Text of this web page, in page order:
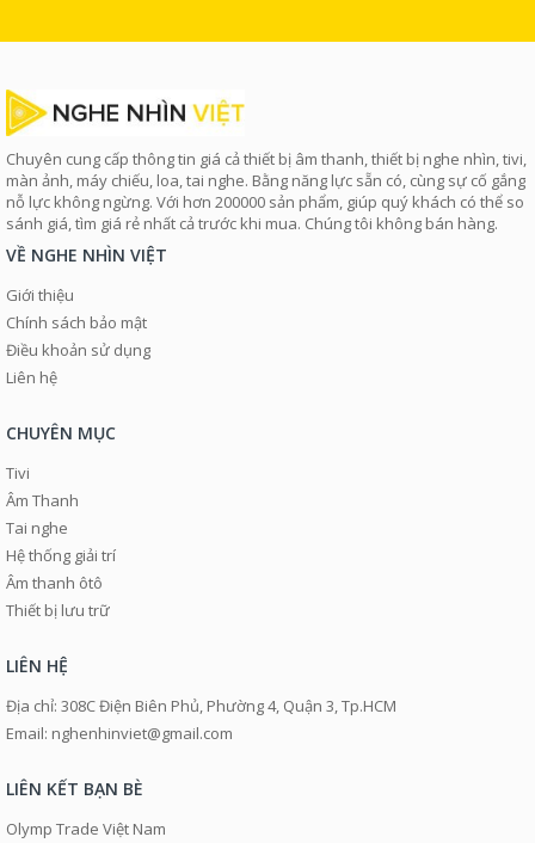
Chuyên cung cấp thông tin giá cả thiết bị âm thanh, thiết bị nghe nhìn, tivi,
màn ảnh, máy chiếu, loa, tai nghe. Bằng năng lực sẵn có, cùng sự cố gắng
nỗ lực không ngừng. Với hơn 200000 sản phẩm, giúp quý khách có thể so
sánh giá, tìm giá rẻ nhất cả trước khi mua. Chúng tôi không bán hàng.
VỀ NGHE NHÌN VIỆT
Giới thiệu
Chính sách bảo mật
Điều khoản sử dụng
Liên hệ
CHUYÊN MỤC
Tivi
Âm Thanh
Tai nghe
Hệ thống giải trí
Âm thanh ôtô
Thiết bị lưu trữ
LIÊN HỆ
Địa chỉ: 308C Điện Biên Phủ, Phường 4, Quận 3, Tp.HCM
Email: nghenhinviet@gmail.com
LIÊN KẾT BẠN BÈ
Olymp Trade Việt Nam